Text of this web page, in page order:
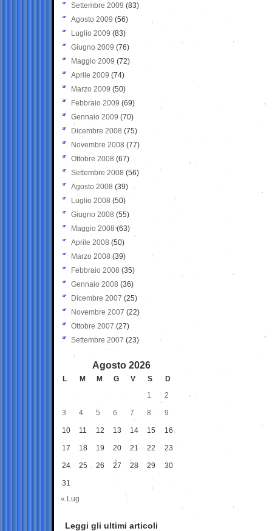
Settembre 2009 (83)
Agosto 2009 (56)
Luglio 2009 (83)
Giugno 2009 (76)
Maggio 2009 (72)
Aprile 2009 (74)
Marzo 2009 (50)
Febbraio 2009 (69)
Gennaio 2009 (70)
Dicembre 2008 (75)
Novembre 2008 (77)
Ottobre 2008 (67)
Settembre 2008 (56)
Agosto 2008 (39)
Luglio 2008 (50)
Giugno 2008 (55)
Maggio 2008(63)
Aprile 2008 (50)
Marzo 2008 (39)
Febbraio 2008 (35)
Gennaio 2008 (36)
Dicembre 2007 (25)
Novembre 2007 (22)
Ottobre 2007 (27)
Settembre 2007 (23)
Agosto 2026
L M M G V S
D
1
2
3 4 5 6 7 8 9
10 11 12 13 14 15 16
17 18 19 20 21 22 23
24 25 26 27 28 29 30
31
« Lug
Leggi gli ultimi articoli